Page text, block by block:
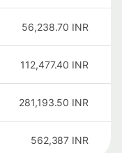
56,238.70 INR
112,477.40 INR
281,193.50 INR
562,387 INR